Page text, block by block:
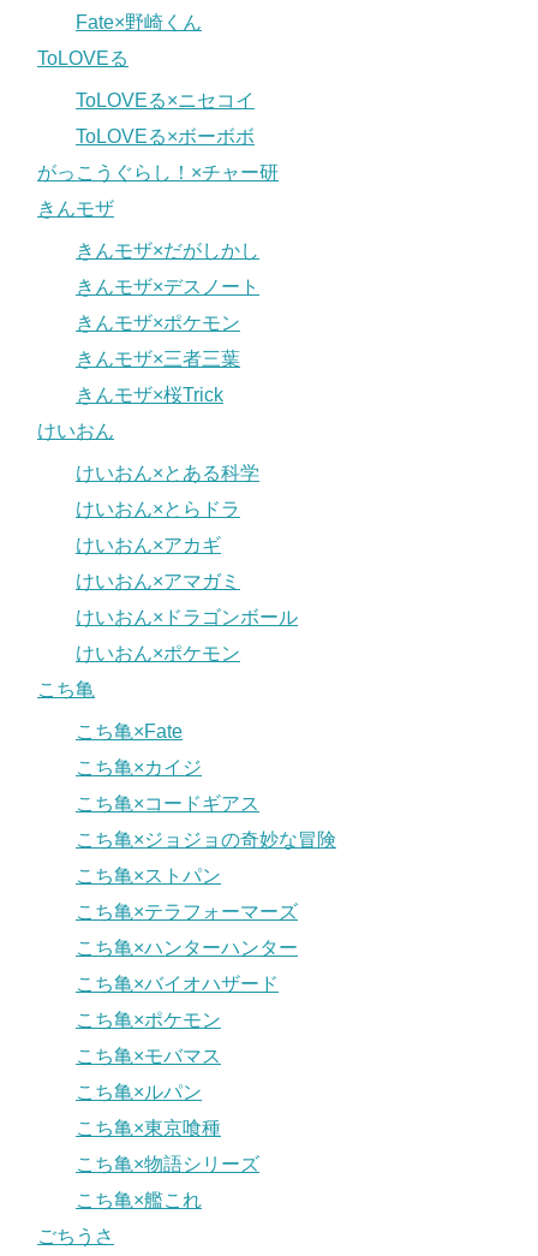
Fate×野崎くん
ToLOVEる
ToLOVEる×ニセコイ
ToLOVEる×ボーボボ
がっこうぐらし！×チャー研
きんモザ
きんモザ×だがしかし
きんモザ×デスノート
きんモザ×ポケモン
きんモザ×三者三葉
きんモザ×桜Trick
けいおん
けいおん×とある科学
けいおん×とらドラ
けいおん×アカギ
けいおん×アマガミ
けいおん×ドラゴンボール
けいおん×ポケモン
こち亀
こち亀×Fate
こち亀×カイジ
こち亀×コードギアス
こち亀×ジョジョの奇妙な冒険
こち亀×ストパン
こち亀×テラフォーマーズ
こち亀×ハンターハンター
こち亀×バイオハザード
こち亀×ポケモン
こち亀×モバマス
こち亀×ルパン
こち亀×東京喰種
こち亀×物語シリーズ
こち亀×艦これ
ごちうさ